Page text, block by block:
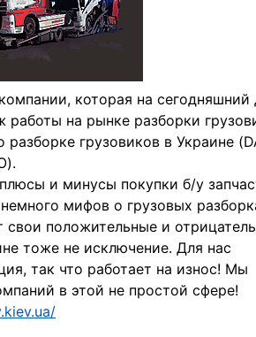
которая на сегодняшний
на рынке разборки
грузовиков в Украине
и минусы покупки б/у
мифов о грузовых
положительные и
тоже не исключение. Для нас
так что работает на износ! Мы
в этой не простой сфере!